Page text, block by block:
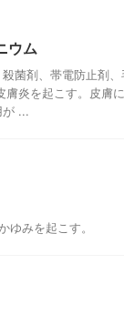
ウム
菌剤、帯電防止剤
炎を起こす。皮膚
が ...
ゆみを起こす。